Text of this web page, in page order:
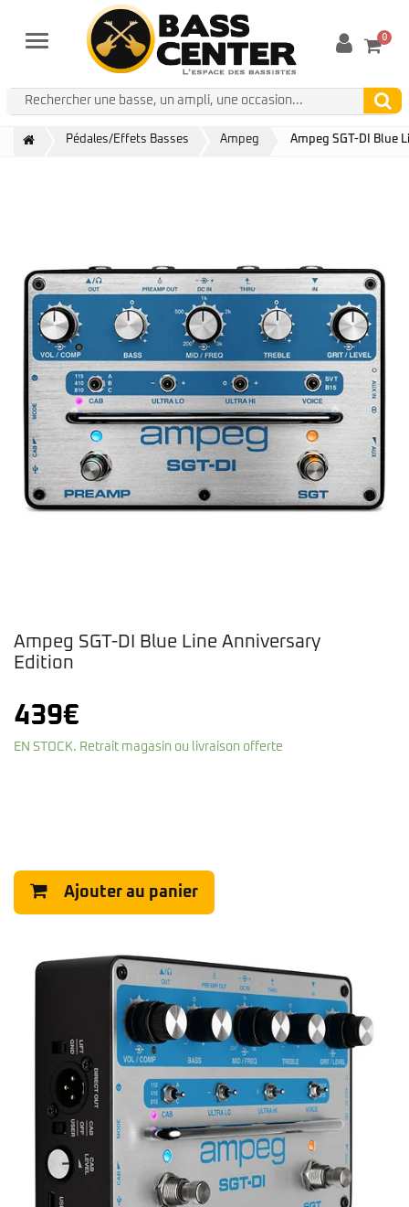
Menu 0
Pédales/Effets Basses Ampeg Ampeg SGT-DI Blue
Ampeg SGT-DI Blue Line Anniversary
Edition
439€
EN STOCK. Retrait magasin ou livraison offerte
Ajouter au panier